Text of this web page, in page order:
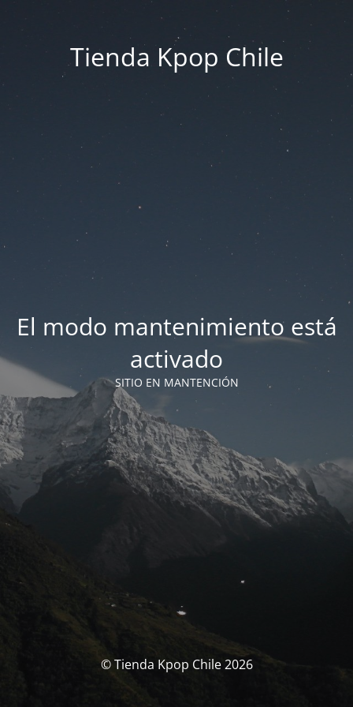
Tienda Kpop Chile
El modo mantenimiento está
activado
SITIO EN MANTENCIÓN
© Tienda Kpop Chile 2026